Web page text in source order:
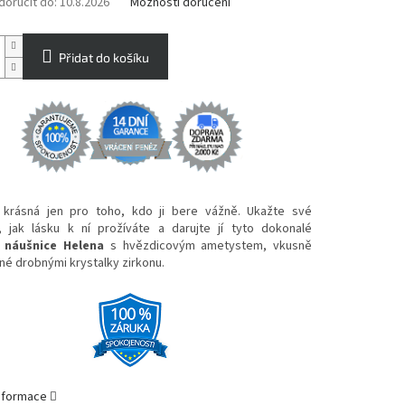
Přidat do košíku
krásná jen pro toho, kdo ji bere vážně. Ukažte své
jak lásku k ní prožíváte a darujte jí tyto dokonalé
Helena s hvězdicovým ametystem, vkusně
drobnými krystalky zirkonu.